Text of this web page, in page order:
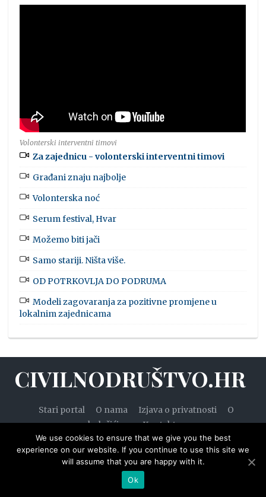
Volonterski interventni timovi
Za zajednicu - volonterski interventni timovi
Građani znaju najbolje
Volonterska noć
Serum festival, Hvar
Možemo biti jači
Samo stariji. Ništa više.
OD POTRKOVLJA DO PODRUMA
Modeli zagovaranja za pozitivne promjene u
lokalnim zajednicama
CIVILNODRUŠTVO.HR
Stari portal O nama Izjava o privatnosti
O
kolačićima
Kontakt
© 2020. — Civilnodruštvo.hr. Sva prava pridržana.
Designed by
We use cookies to ensure that we give you the best
experience on our website. If you continue to use this site we
will assume that you are happy with it.
Ok